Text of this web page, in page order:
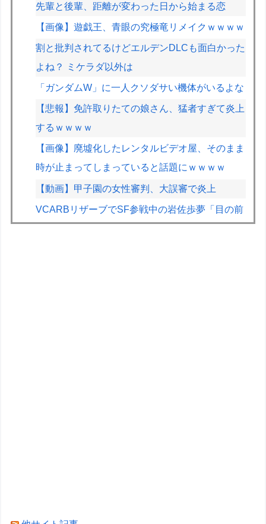
先輩と後輩、距離が変わった日から始まる恋
【画像】遊戯王、青眼の究極竜リメイクｗｗｗｗ
割と批判されてるけどエルデンDLCも面白かった
よね？ ミケラダ以外は
「ガンダムW」に一人クソダサい機体がいるよな
【悲報】免許取りたての娘さん、猛者すぎて炎上
するｗｗｗｗ
【画像】廃墟化したレンタルビデオ屋、そのまま
時が止まってしまっていると話題にｗｗｗｗ
【動画】甲子園の女性審判、大誤審で炎上
VCARBリザーブでSF参戦中の岩佐歩夢「目の前